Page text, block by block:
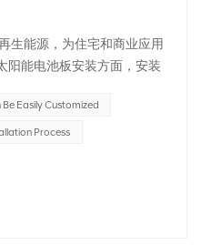
生能源，为住宅和商业应用
阳能电池板安装方面，安装
成为一种流行的选择，为
优势。在这篇博文中，我们
及其对最...
Easily Customized
Process